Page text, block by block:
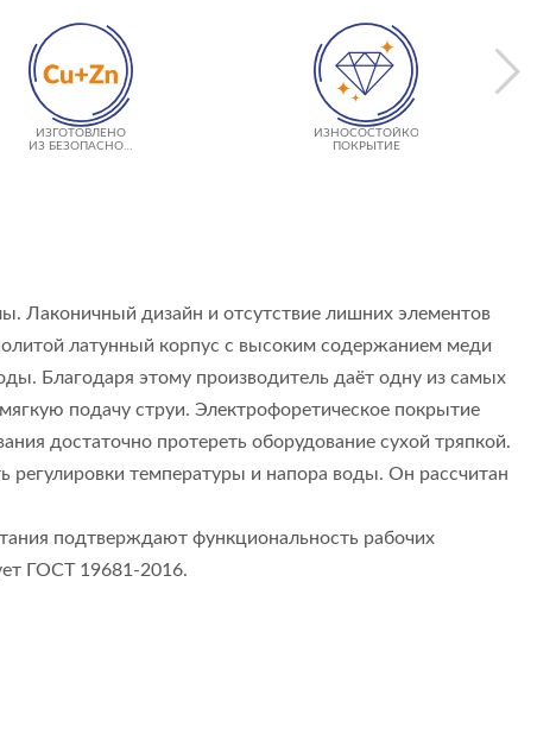
ИЗГОТОВЛЕНО
ИЗ БЕЗОПАСНОЙ
ИЗНОСОСТОЙКОЕ
ПОКРЫТИЕ
Лаконичный дизайн и отсутствие лишних элементов
латунный корпус с высоким содержанием меди
Благодаря этому производитель даёт одну из самых
подачу струи. Электрофоретическое покрытие
достаточно протереть оборудование сухой тряпкой.
регулировки температуры и напора воды. Он рассчитан
подтверждают функциональность рабочих
ГОСТ 19681-2016.